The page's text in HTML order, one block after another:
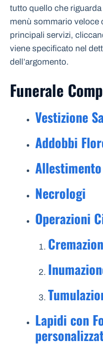
tutto quello che riguarda
menù sommario veloce
principali servizi,
viene specificato nel
dell’argomento.
Funerale
Vestizione
Addobbi
Necrologi
Operazioni
Lapidi con